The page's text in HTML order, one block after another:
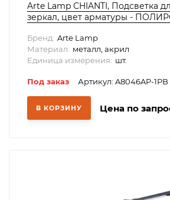
Arte Lamp CHIANTI, Подсветка
зеркал, цвет арматуры -
МЕДЬ, 1х10W LED, A8046AP-1PB
Бренд: Arte Lamp
Материал: металл, акрил
Единица измерения: шт.
Под заказ Артикул: A8046AP-1PB
В КОРЗИНУ Цена по